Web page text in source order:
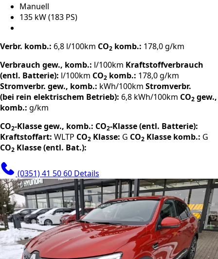
Manuell
135 kW (183 PS)
Verbr. komb.: 6,8 l/100km CO2 komb.: 178,0 g/km
Verbrauch gew., komb.: l/100km Kraftstoffverbrauch
(entl. Batterie): l/100km CO2 komb.: 178,0 g/km
Stromverbr. gew., komb.: kWh/100km Stromverbr.
(bei rein elektrischem Betrieb): 6,8 kWh/100km CO2 gew.,
komb.: g/km
CO2-Klasse gew., komb.: CO2-Klasse (entl. Batterie):
Kraftstoffart: WLTP CO2 Klasse: G CO2 Klasse komb.: G
CO2 Klasse (entl. Bat.):
(0351) 41 50 60 Details